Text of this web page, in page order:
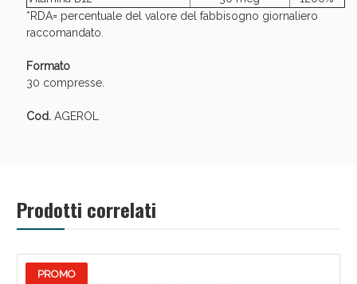
*RDA= percentuale del valore del fabbisogno giornaliero
raccomandato.
Formato
30 compresse.
Cod.AGEROL
Prodotti correlati
PROMO